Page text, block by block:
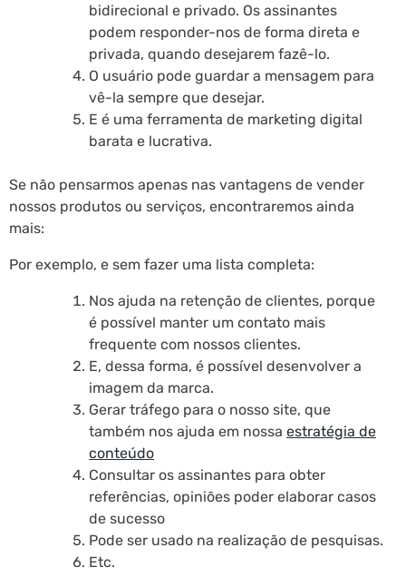
bidirecional e privado. Os assinantes
podem responder-nos de forma direta e
privada, quando desejarem fazê-lo.
O usuário pode guardar a mensagem para
vê-la sempre que desejar.
E é uma ferramenta de marketing digital
barata e lucrativa.
Se não pensarmos apenas nas vantagens de vender
nossos produtos ou serviços, encontraremos ainda
mais:
Por exemplo, e sem fazer uma lista completa:
Nos ajuda na retenção de clientes, porque
é possível manter um contato mais
frequente com nossos clientes.
E, dessa forma, é possível desenvolver a
imagem da marca.
Gerar tráfego para o nosso site, que
também nos ajuda em nossa estratégia de
conteúdo
Consultar os assinantes para obter
referências, opiniões poder elaborar casos
de sucesso
Pode ser usado na realização de pesquisas.
Etc.